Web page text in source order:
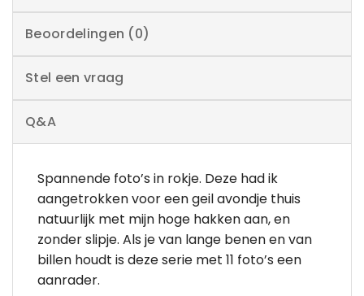
Beoordelingen (0)
Stel een vraag
Q&A
Spannende foto’s in rokje. Deze had ik
aangetrokken voor een geil avondje thuis
natuurlijk met mijn hoge hakken aan, en
zonder slipje. Als je van lange benen en van
billen houdt is deze serie met 11 foto’s een
aanrader.